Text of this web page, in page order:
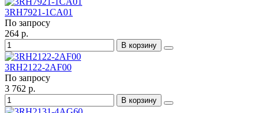
3RH7921-1CA01
По запросу
264 р.
В корзину
3RH2122-2AF00
По запросу
3 762 р.
В корзину